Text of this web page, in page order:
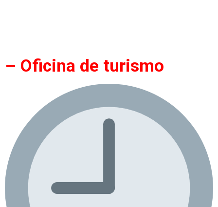
– Oficina de turismo